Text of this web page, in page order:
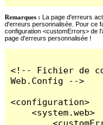
Remarques : La page d'erreurs
d'erreurs personnalisée. Pour ce
configuration <customErrors> de
page d'erreurs personnalisée !
<!-- Fichier de
Web.Config -->
<configuration>
    <system.web>
        <customErrors